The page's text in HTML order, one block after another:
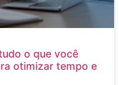
o que você
otimizar tempo e